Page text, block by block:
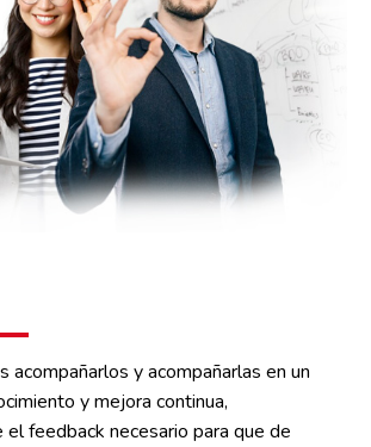
acompañarlos y acompañarlas en un
y mejora continua,
feedback necesario para que de